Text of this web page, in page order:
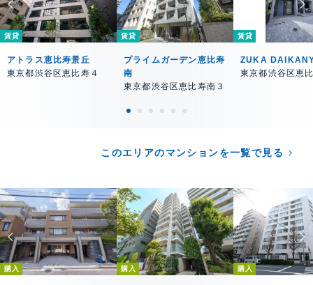
賃貸
アトラス恵比寿景丘
東京都渋谷区恵比寿４
賃貸
プライムガーデン恵比寿
南
東京都渋谷区恵比寿南３
賃貸
ZUKA
東京都渋谷区恵
このエリアのマンションを一覧で見る
購入 購入 購入